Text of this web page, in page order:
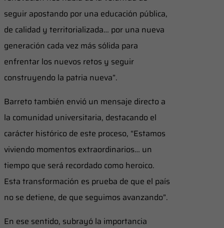
seguir apostando por una educación pública,
de calidad y territorializada… por una nueva
generación cada vez más sólida para
enfrentar los nuevos retos y seguir
construyendo la patria nueva”.
Barreto también envió un mensaje directo a
la comunidad universitaria, destacando el
carácter histórico de este proceso, “Estamos
viviendo momentos extraordinarios… un
tiempo que será recordado como heroico.
Esta transformación es prueba de que el país
no se detiene, de que seguimos avanzando”.
En ese sentido, subrayó la importancia